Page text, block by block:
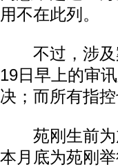
用不在此列。
不过，涉及
19日早上的审
决；而所有指
苑刚生前为
本月底为苑刚